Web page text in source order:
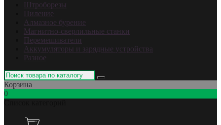
Штроборезы
Пиление
Алмазное бурение
Магнитно-сверлильные станки
Перемешиватели
Аккумуляторы и зарядные устройства
Разное
Корзина
0